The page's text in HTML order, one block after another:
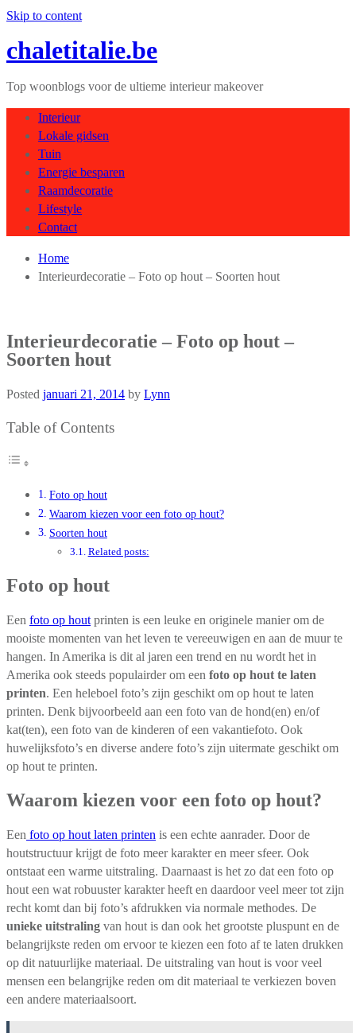
Skip to content
chaletitalie.be
Top woonblogs voor de ultieme interieur makeover
Interieur
Lokale gidsen
Tuin
Energie besparen
Raamdecoratie
Lifestyle
Contact
Home
Interieurdecoratie – Foto op hout – Soorten hout
Interieurdecoratie – Foto op hout –
Soorten hout
Posted januari 21, 2014 by Lynn
Table of Contents
Foto op hout
Waarom kiezen voor een foto op hout?
Soorten hout
Related posts:
Foto op hout
Een foto op hout printen is een leuke en originele manier om de
mooiste momenten van het leven te vereeuwigen en aan de muur te
hangen. In Amerika is dit al jaren een trend en nu wordt het in
Amerika ook steeds populairder om een foto op hout te laten
printen. Een heleboel foto’s zijn geschikt om op hout te laten
printen. Denk bijvoorbeeld aan een foto van de hond(en) en/of
kat(ten), een foto van de kinderen of een vakantiefoto. Ook
huwelijksfoto’s en diverse andere foto’s zijn uitermate geschikt om
op hout te printen.
Waarom kiezen voor een foto op hout?
Een foto op hout laten printen is een echte aanrader. Door de
houtstructuur krijgt de foto meer karakter en meer sfeer. Ook
ontstaat een warme uitstraling. Daarnaast is het zo dat een foto op
hout een wat robuuster karakter heeft en daardoor veel meer tot zijn
recht komt dan bij foto’s afdrukken via normale methodes. De
unieke uitstraling van hout is dan ook het grootste pluspunt en de
belangrijkste reden om ervoor te kiezen een foto af te laten drukken
op dit natuurlijke materiaal. De uitstraling van hout is voor veel
mensen een belangrijke reden om dit materiaal te verkiezen boven
een andere materiaalsoort.